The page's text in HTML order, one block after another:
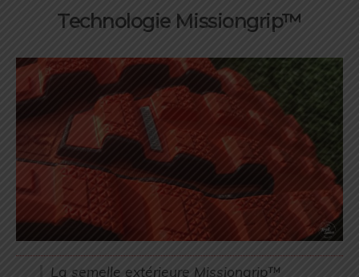
Technologie Missiongrip™
La semelle extérieure Missiongrip™